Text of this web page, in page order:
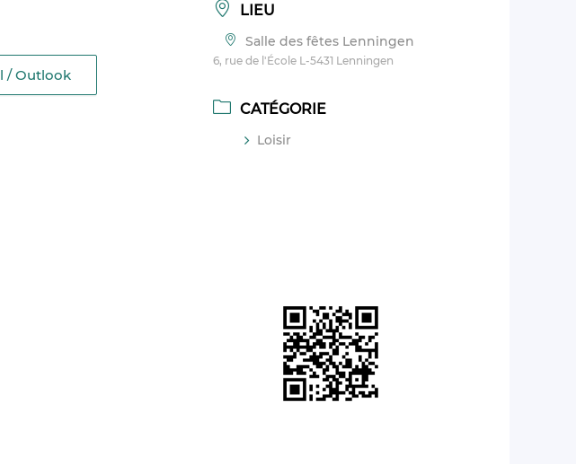
/ Outlook
LIEU
Salle des fêtes Lenningen
6, rue de l'École L-5431 Lenningen
CATÉGORIE
Loisir